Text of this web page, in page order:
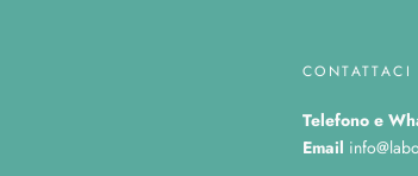
CONTATTACI
Telefono e
Email